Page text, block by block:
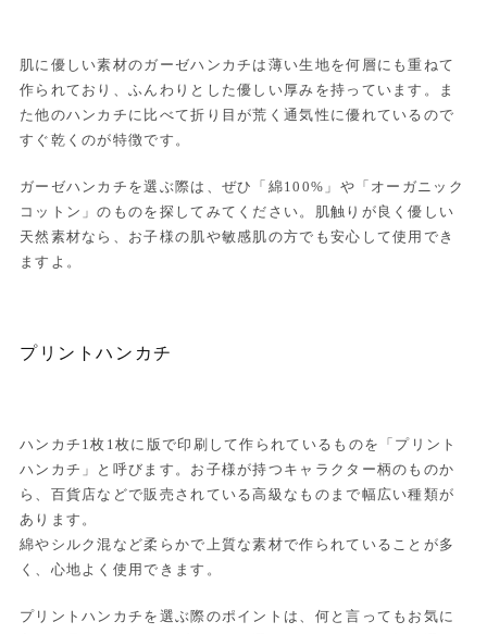
肌に優しい素材のガーゼハンカチは薄い生地を何層にも重ねて
作られており、ふんわりとした優しい厚みを持っています。ま
た他のハンカチに比べて折り目が荒く通気性に優れているので
すぐ乾くのが特徴です。
ガーゼハンカチを選ぶ際は、ぜひ「綿100%」や「オーガニック
コットン」のものを探してみてください。肌触りが良く優しい
天然素材なら、お子様の肌や敏感肌の方でも安心して使用でき
ますよ。
プリントハンカチ
ハンカチ1枚1枚に版で印刷して作られているものを「プリント
ハンカチ」と呼びます。お子様が持つキャラクター柄のものか
ら、百貨店などで販売されている高級なものまで幅広い種類が
あります。
綿やシルク混など柔らかで上質な素材で作られていることが多
く、心地よく使用できます。
プリントハンカチを選ぶ際のポイントは、何と言ってもお気に